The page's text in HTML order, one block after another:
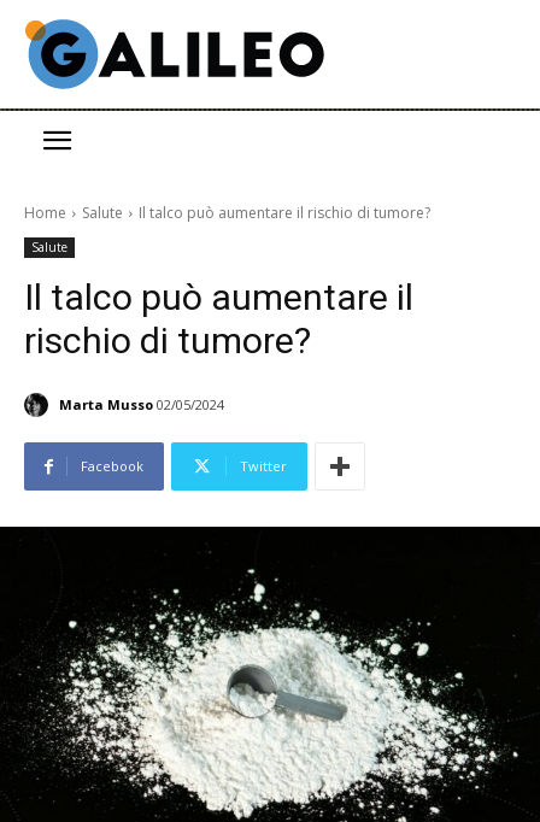
Home Salute Il talco può aumentare il rischio di tumore?
Salute
Il talco può aumentare il
rischio di tumore?
Marta Musso 02/05/2024
Facebook Twitter